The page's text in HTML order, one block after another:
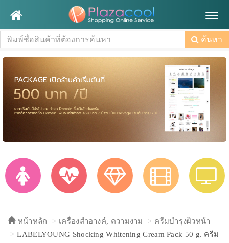
ค้นหา
หน้าหลัก เครื่องสำอางค์, ความงาม
ครีมบำรุงผิวหน้า
LABELYOUNG Shocking Whitening Cream Pack 50 g. ครีม